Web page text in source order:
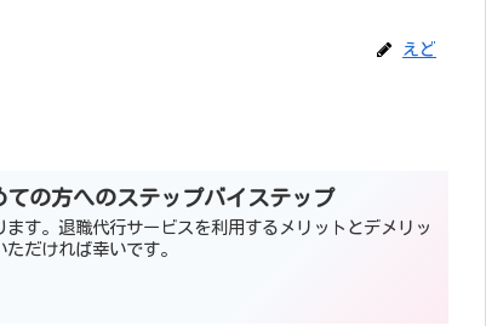
えど
ての方へのステップバイステップ
す。退職代行サービスを利用するメリットとデメリッ
だければ幸いです。